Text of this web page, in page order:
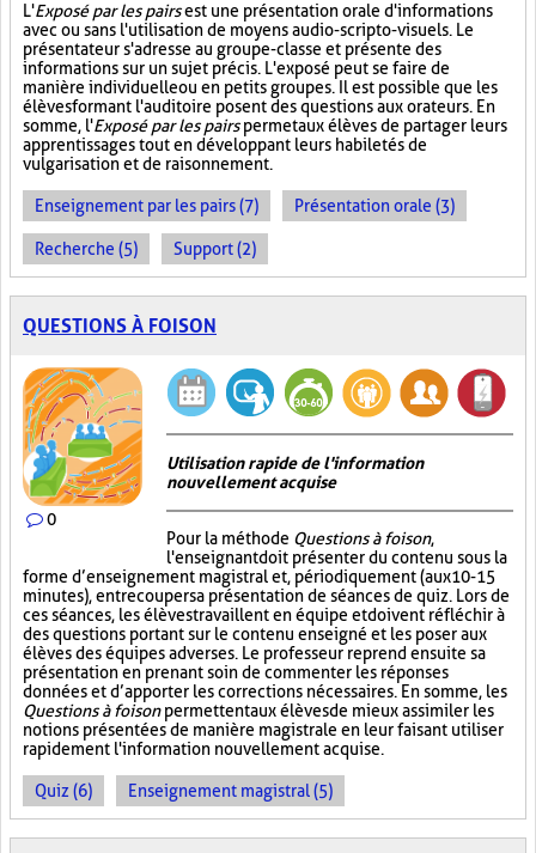
L'Exposé par les pairsest une présentation orale d'informations
avec ou sans l'utilisation de moyens audio-scripto-visuels. Le
présentateur s'adresse au groupe-classe et présente des
informations sur un sujet précis. L'exposé peut se faire de
manière individuelle ou en petits groupes. Il est possible que les
élèves formant l'auditoire posent des questions aux orateurs. En
somme, l'Exposé par les pairspermet aux élèves de partager leurs
apprentissages tout en développant leurs habiletés de
vulgarisation et de raisonnement.
Enseignement par les pairs (7) Présentation orale (3)
Recherche (5) Support (2)
QUESTIONS À FOISON
0
Utilisation rapide de l'information
nouvellement acquise
Pour la méthode Questions à foison,
l'enseignant doit présenter du contenu sous la
forme d’enseignement magistral et, périodiquement (aux 10-15
minutes), entrecouper sa présentation de séances de quiz. Lors de
ces séances, les élèves travaillent en équipe et doivent réfléchir à
des questions portant sur le contenu enseigné et les poser aux
élèves des équipes adverses. Le professeur reprend ensuite sa
présentation en prenant soin de commenter les réponses
données et d’apporter les corrections nécessaires. En somme, les
Questions à foisonpermettent aux élèves de mieux assimiler les
notions présentées de manière magistrale en leur faisant utiliser
rapidement l'information nouvellement acquise.
Quiz (6) Enseignement magistral (5)